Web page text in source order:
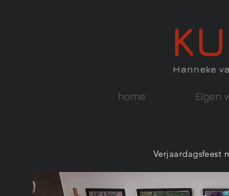
Hanneke
home Eigen
Verjaardagsfeest